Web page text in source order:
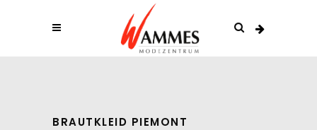
BRAUTKLEID PIEMONT